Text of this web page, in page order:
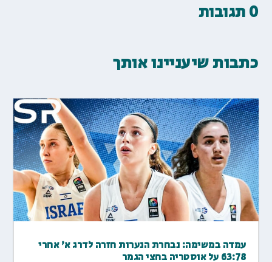
0 תגובות
כתבות שיעניינו אותך
עמדה במשימה: נבחרת הנערות חזרה לדרג א' אחרי
63:78 על אוסטריה בחצי הגמר